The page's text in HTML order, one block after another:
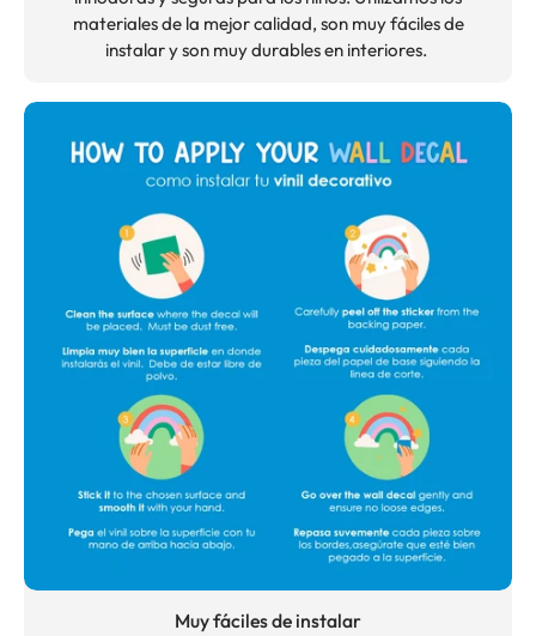
materiales de la mejor calidad, son muy fáciles de
instalar y son muy durables en interiores.
Muy fáciles de instalar